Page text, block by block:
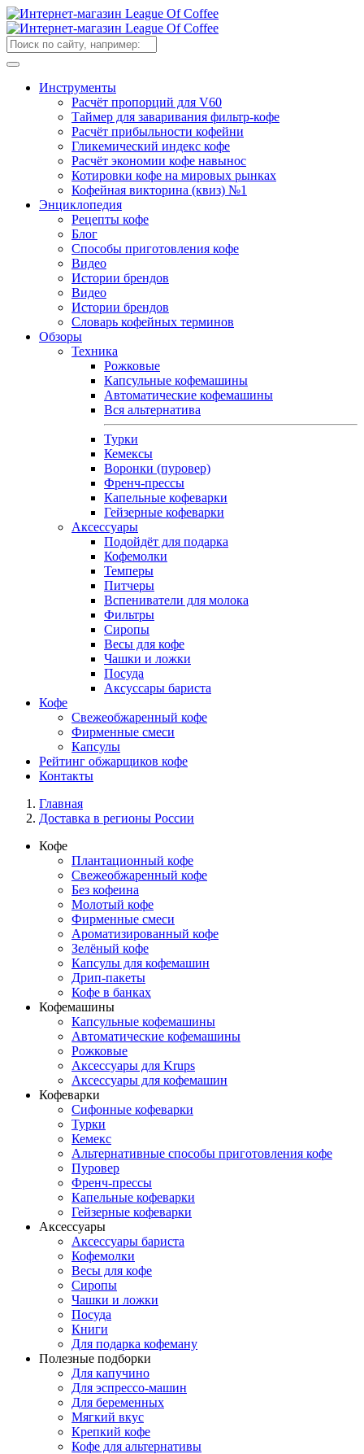
Инструменты
Расчёт пропорций для V60
Таймер для заваривания фильтр-кофе
Расчёт прибыльности кофейни
Гликемический индекс кофе
Расчёт экономии кофе навынос
Котировки кофе на мировых рынках
Кофейная викторина (квиз) №1
Энциклопедия
Рецепты кофе
Блог
Способы приготовления кофе
Видео
Истории брендов
Видео
Истории брендов
Словарь кофейных терминов
Обзоры
Техника
Рожковые
Капсульные кофемашины
Автоматические кофемашины
Вся альтернатива
Турки
Кемексы
Воронки (пуровер)
Френч-прессы
Капельные кофеварки
Гейзерные кофеварки
Аксессуары
Подойдёт для подарка
Кофемолки
Темперы
Питчеры
Вспениватели для молока
Фильтры
Сиропы
Весы для кофе
Чашки и ложки
Посуда
Аксуссары бариста
Кофе
Свежеобжаренный кофе
Фирменные смеси
Капсулы
Рейтинг обжарщиков кофе
Контакты
Главная
Доставка в регионы России
Кофе
Плантационный кофе
Свежеобжаренный кофе
Без кофеина
Молотый кофе
Фирменные смеси
Ароматизированный кофе
Зелёный кофе
Капсулы для кофемашин
Дрип-пакеты
Кофе в банках
Кофемашины
Капсульные кофемашины
Автоматические кофемашины
Рожковые
Аксессуары для Krups
Аксессуары для кофемашин
Кофеварки
Сифонные кофеварки
Турки
Кемекс
Альтернативные способы приготовления кофе
Пуровер
Френч-прессы
Капельные кофеварки
Гейзерные кофеварки
Аксессуары
Аксессуары бариста
Кофемолки
Весы для кофе
Сиропы
Чашки и ложки
Посуда
Книги
Для подарка кофеману
Полезные подборки
Для капучино
Для эспрессо-машин
Для беременных
Мягкий вкус
Крепкий кофе
Кофе для альтернативы